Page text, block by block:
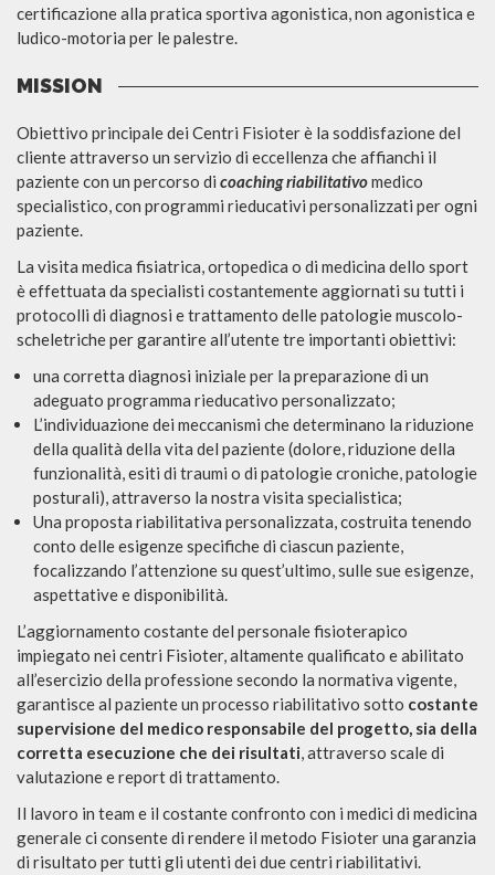
certificazione alla pratica sportiva agonistica, non agonistica e
ludico-motoria per le palestre.
MISSION
Obiettivo principale dei Centri Fisioter è la soddisfazione del
cliente attraverso un servizio di eccellenza che affianchi il
paziente con un percorso di coaching riabilitativomedico
specialistico, con programmi rieducativi personalizzati per ogni
paziente.
La visita medica fisiatrica, ortopedica o di medicina dello sport
è effettuata da specialisti costantemente aggiornati su tutti i
protocolli di diagnosi e trattamento delle patologie muscolo-
scheletriche per garantire all’utente tre importanti obiettivi:
una corretta diagnosi iniziale per la preparazione di un
adeguato programma rieducativo personalizzato;
L’individuazione dei meccanismi che determinano la riduzione
della qualità della vita del paziente (dolore, riduzione della
funzionalità, esiti di traumi o di patologie croniche, patologie
posturali), attraverso la nostra visita specialistica;
Una proposta riabilitativa personalizzata, costruita tenendo
conto delle esigenze specifiche di ciascun paziente,
focalizzando l’attenzione su quest’ultimo, sulle sue esigenze,
aspettative e disponibilità.
L’aggiornamento costante del personale fisioterapico
impiegato nei centri Fisioter, altamente qualificato e abilitato
all’esercizio della professione secondo la normativa vigente,
garantisce al paziente un processo riabilitativo sotto costante
supervisione del medico responsabile del progetto, sia della
corretta esecuzione che dei risultati, attraverso scale di
valutazione e report di trattamento.
Il lavoro in team e il costante confronto con i medici di medicina
generale ci consente di rendere il metodo Fisioter una garanzia
di risultato per tutti gli utenti dei due centri riabilitativi.